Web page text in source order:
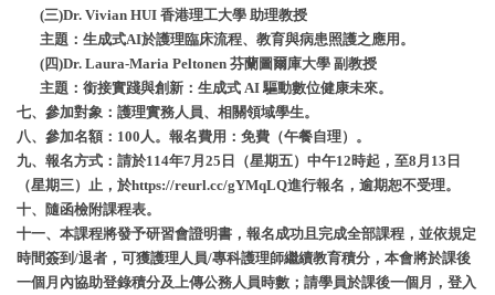
(三)Dr. Vivian HUI 香港理工大學 助理教授
主題：生成式AI於護理臨床流程、教育與病患照護之應用。
(四)Dr. Laura-Maria Peltonen 芬蘭圖爾庫大學 副教授
主題：銜接實踐與創新：生成式 AI 驅動數位健康未來。
七、參加對象：護理實務人員、相關領域學生。
八、參加名額：100人。報名費用：免費（午餐自理）。
九、報名方式：請於114年7月25日（星期五）中午12時起，至8月13日
（星期三）止，於https://reurl.cc/gYMqLQ進行報名，逾期恕不受理。
十、隨函檢附課程表。
十一、本課程將發予研習會證明書，報名成功且完成全部課程，並依規定
時間簽到/退者，可獲護理人員/專科護理師繼續教育積分，本會將於課後
一個月內協助登錄積分及上傳公務人員時數；請學員於課後一個月，登入